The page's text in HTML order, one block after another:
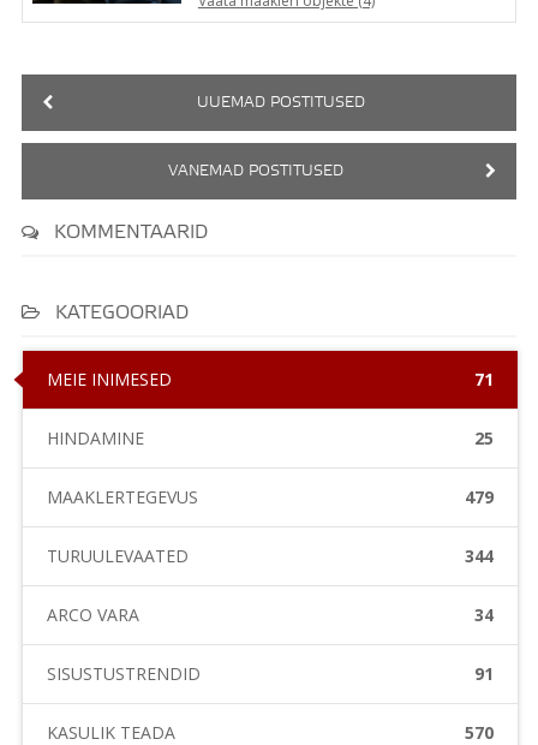
UUEMAD POSTITUSED
VANEMAD POSTITUSED
KOMMENTAARID
KATEGOORIAD
MEIE INIMESED 71
HINDAMINE 25
MAAKLERTEGEVUS 479
TURUÜLEVAATED 344
ARCO VARA 34
SISUSTUSTRENDID 91
KASULIK TEADA 570